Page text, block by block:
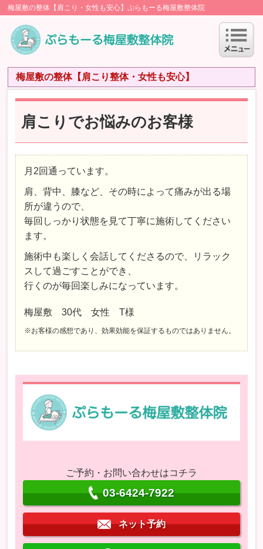
梅屋敷の整体【肩こり・女性も安心】ぷらもーる梅屋敷整体院
梅屋敷の整体【肩こり整体・女性も安心】
肩こりでお悩みのお客様
月2回通っています。
肩、背中、膝など、その時によって痛みが出る場
所が違うので、
毎回しっかり状態を見て丁寧に施術してください
ます。
施術中も楽しく会話してくださるので、リラック
スして過ごすことができ、
行くのが毎回楽しみになっています。
梅屋敷 30代 女性 T様
※お客様の感想であり、効果効能を保証するものではありません。
ご予約・お問い合わせはコチラ
03-6424-7922
ネット予約